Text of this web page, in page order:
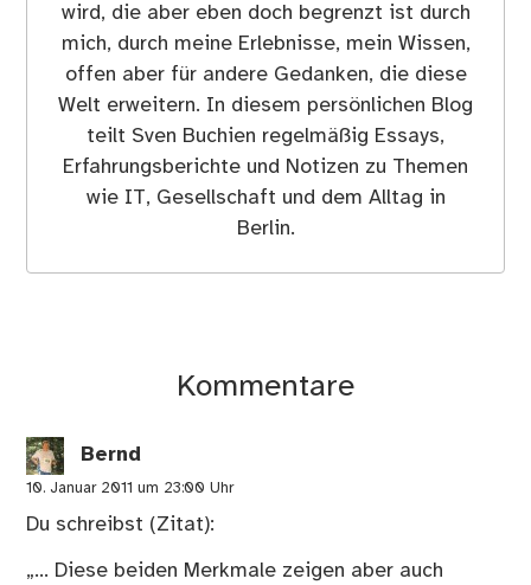
wird, die aber eben doch begrenzt ist durch
mich, durch meine Erlebnisse, mein Wissen,
offen aber für andere Gedanken, die diese
Welt erweitern. In diesem persönlichen Blog
teilt Sven Buchien regelmäßig Essays,
Erfahrungsberichte und Notizen zu Themen
wie IT, Gesellschaft und dem Alltag in
Berlin.
Kommentare
Bernd
10. Januar 2011 um 23:00 Uhr
Du schreibst (Zitat):
„… Diese beiden Merkmale zeigen aber auch